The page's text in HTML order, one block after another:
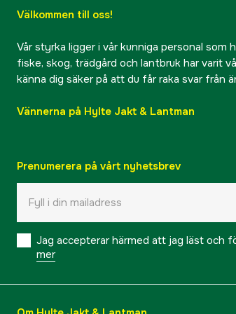
Välkommen till oss!
Vår styrka ligger i vår kunniga personal som
fiske, skog, trädgård och lantbruk har varit
känna dig säker på att du får raka svar från
Vännerna på Hylte Jakt & Lantman
Prenumerera på vårt nyhetsbrev
Jag accepterar härmed att jag läst och
mer